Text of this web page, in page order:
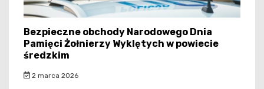
Bezpieczne obchody Narodowego Dnia
Pamięci Żołnierzy Wyklętych w powiecie
średzkim
2 marca 2026